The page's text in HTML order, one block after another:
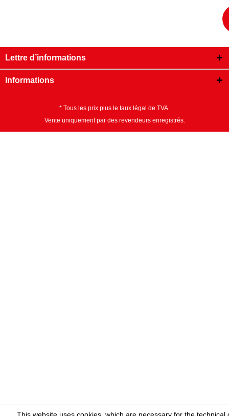
Lettre d’informations
Informations
* Tous les prix plus le taux légal de TVA.
Vente uniquement par des revendeurs enregistrés.